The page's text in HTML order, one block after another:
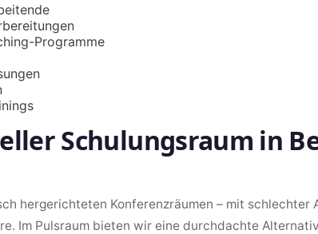
Programme
Schulungsraum in
hergerichteten Konferenzräumen – mit schlechter
Im Pulsraum bieten wir eine durchdachte